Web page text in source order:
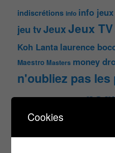
indiscrétions info info
jeu tvJeuxJeux TV
Koh Lanta laurence
Maestro Masters money
n'oubliez pas les
Olivier Minne
tournagetv W9
Cookies